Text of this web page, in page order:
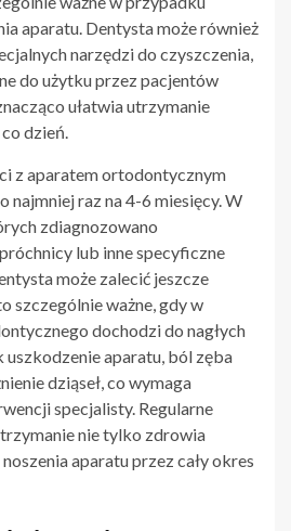
aparatu. Dentysta może również
narzędzi do czyszczenia,
do użytku przez pacjentów
ułatwia utrzymanie
dzień.
z aparatem ortodontycznym
najmniej raz na 4-6 miesięcy. W
zdiagnozowano
lub inne specyficzne
może zalecić jeszcze
szczególnie ważne, gdy w
dochodzi do nagłych
aparatu, ból zęba
dziąseł, co wymaga
specjalisty. Regularne
nie tylko zdrowia
aparatu przez cały okres